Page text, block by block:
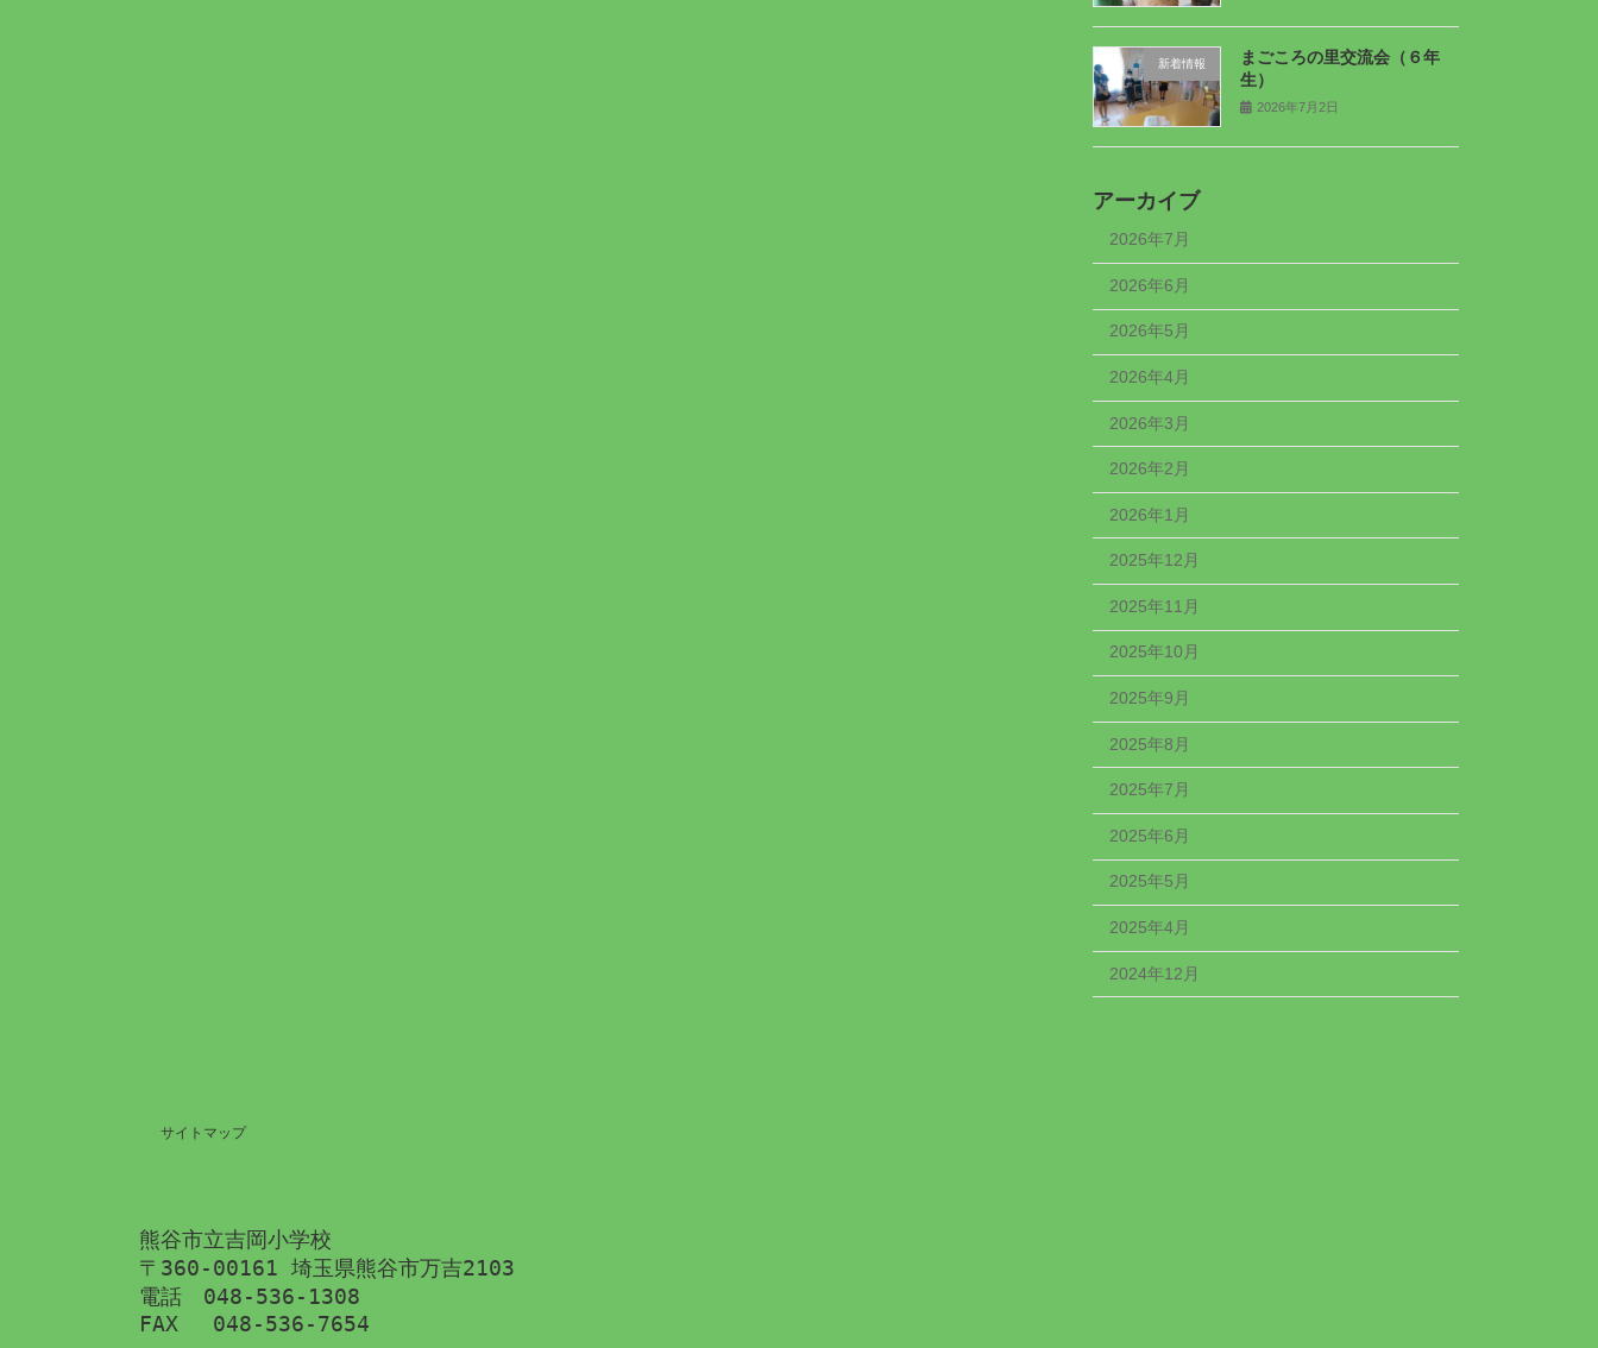
新着情報
まごころの里交流会（６年
生）
2026年7月2日
アーカイブ
2026年7月
2026年6月
2026年5月
2026年4月
2026年3月
2026年2月
2026年1月
2025年12月
2025年11月
2025年10月
2025年9月
2025年8月
2025年7月
2025年6月
2025年5月
2025年4月
2024年12月
サイトマップ
熊谷市立吉岡小学校
〒360-00161 埼玉県熊谷市万吉2103
電話　048-536-1308
FAX 　048-536-7654